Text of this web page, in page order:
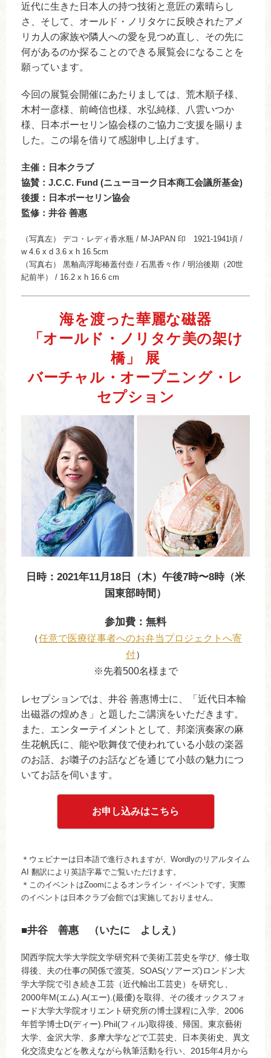
近代に生きた日本人の持つ技術と意匠の素晴らし
さ、そして、オールド・ノリタケに反映されたアメ
リカ人の家族や隣人への愛を見つめ直し、その先に
何があるのか探ることのできる展覧会になることを
願っています。
今回の展覧会開催にあたりましては、荒木順子様、
木村一彦様、前崎信也様、水弘純様、八雲いつか
様、日本ポーセリン協会様のご協力ご支援を賜りま
した。この場を借りて感謝申し上げます。
主催：日本クラブ
協賛：J.C.C. Fund (ニューヨーク日本商工会議所基金)
後援：日本ポーセリン協会
監修：井谷 善惠
（写真左） デコ・レディ香水瓶 / M-JAPAN 印 1921-1941頃 /
w 4.6 x d 3.6 x h 16.5cm
（写真右） 黒釉高浮彫椿蓋付壺 / 石黒香々作 / 明治後期（20世
紀前半） / 16.2 x h 16.6 cm
海を渡った華麗な磁器
「オールド・ノリタケ美の架け
橋」 展
バーチャル・オープニング・レ
セプション
日時：2021年11月18日（木）午後7時〜8時（米
国東部時間）
参加費：無料
（任意で医療従事者へのお弁当プロジェクトへ寄
付）
※先着500名様まで
レセプションでは、井谷 善惠博士に、「近代日本輸
出磁器の煌めき」と題したご講演をいただきます。
また、エンターテイメントとして、邦楽演奏家の麻
生花帆氏に、能や歌舞伎で使われている小鼓の楽器
のお話、お囃子のお話などを通じて小鼓の魅力につ
いてお話を伺います。
お申し込みはこちら
＊ウェビナーは日本語で進行されますが、Wordlyのリアルタイム
AI 翻訳により英語字幕でご覧いただけます。
＊このイベントはZoomによるオンライン・イベントです。実際
のイベントは日本クラブ会館では実施しておりません。
■井谷 善惠 （いたに よしえ）
関西学院大学大学院文学研究科で美術工芸史を学び、修士取
得後、夫の仕事の関係で渡英。SOAS(ソアーズ)ロンドン大
学大学院で引き続き工芸（近代輸出工芸史）を研究し、
2000年M(エム).A(エー).(最優)を取得、その後オックスフォ
ード大学大学院オリエント研究所の博士課程に入学、2006
年哲学博士D(ディー).Phil(フィル)取得後、帰国。東京藝術
大学、金沢大学、多摩大学などで工芸史、日本美術史、異文
化交流史などを教えながら執筆活動を行い、2015年4月から